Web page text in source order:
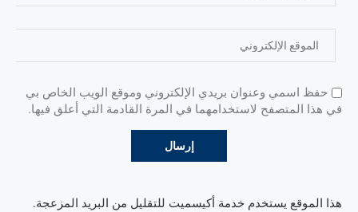
حفظ اسمي وعنوان بريدي الإلكتروني وموقع الويب الخاص بي
في هذا المتصفح لاستخدامهما في المرة القادمة التي أعلق فيها.
هذا الموقع يستخدم خدمة أكيسميت للتقليل من البريد المزعجة.